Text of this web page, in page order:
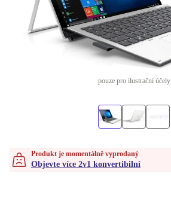
pouze pro ilustrační účely
Produkt je momentálně vyprodaný
Objevte více 2v1 konvertibilní